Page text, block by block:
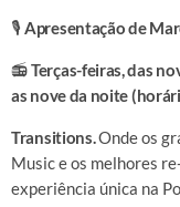
🎙️ Apresentação de
📻Terças-feiras, das
as nove da noite
Transitions.Onde os
Music e os melhores
experiência única na